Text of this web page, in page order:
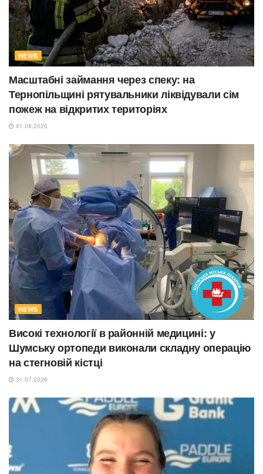
NEWS
Масштабні займання через спеку: на
Тернопільщині рятувальники ліквідували сім
пожеж на відкритих територіях
01.08.2026
NEWS
Високі технології в районній медицині: у
Шумську ортопеди виконали складну операцію
на стегновій кістці
31.07.2026